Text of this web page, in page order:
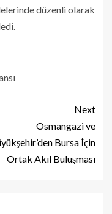
düzenli olarak
Next
Osmangazi ve
Bursa İçin
Ortak Akıl Buluşması